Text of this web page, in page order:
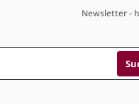
Newsletter -